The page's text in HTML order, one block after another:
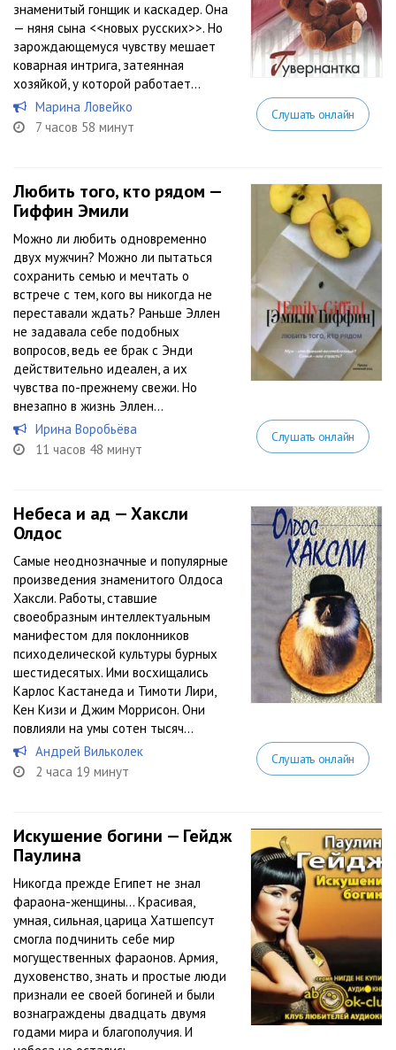
знаменитый гонщик и каскадер. Она
— няня сына <<новых русских>>. Но
зарождающемуся чувству мешает
коварная интрига, затеянная
хозяйкой, у которой работает...
Марина Ловейко
7 часов 58 минут
Слушать онлайн
Любить того, кто рядом —
Гиффин Эмили
Можно ли любить одновременно
двух мужчин? Можно ли пытаться
сохранить семью и мечтать о
встрече с тем, кого вы никогда не
переставали ждать? Раньше Эллен
не задавала себе подобных
вопросов, ведь ее брак с Энди
действительно идеален, а их
чувства по-прежнему свежи. Но
внезапно в жизнь Эллен...
Ирина Воробьёва
11 часов 48 минут
Слушать онлайн
Небеса и ад — Хаксли
Олдос
Самые неоднозначные и популярные
произведения знаменитого Олдоса
Хаксли. Работы, ставшие
своеобразным интеллектуальным
манифестом для поклонников
психоделической культуры бурных
шестидесятых. Ими восхищались
Карлос Кастанеда и Тимоти Лири,
Кен Кизи и Джим Моррисон. Они
повлияли на умы сотен тысяч...
Андрей Вильколек
2 часа 19 минут
Слушать онлайн
Искушение богини — Гейдж
Паулина
Никогда прежде Египет не знал
фараона-женщины… Красивая,
умная, сильная, царица Хатшепсут
смогла подчинить себе мир
могущественных фараонов. Армия,
духовенство, знать и простые люди
признали ее своей богиней и были
вознаграждены двадцать двумя
годами мира и благополучия. И